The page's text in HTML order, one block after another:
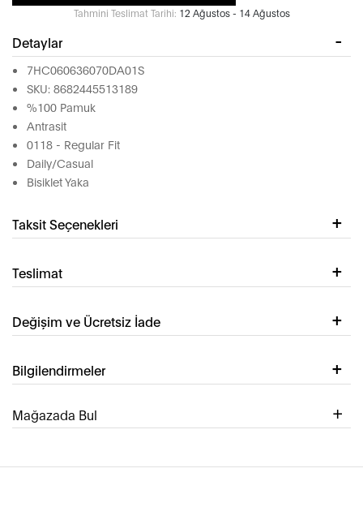
Tahmini Teslimat Tarihi: 12 Ağustos - 14 Ağustos
Detaylar
7HC060636070DA01S
SKU: 8682445513189
%100 Pamuk
Antrasit
0118 - Regular Fit
Daily/Casual
Bisiklet Yaka
Taksit Seçenekleri
Teslimat
Değişim ve Ücretsiz İade
Bilgilendirmeler
Mağazada Bul